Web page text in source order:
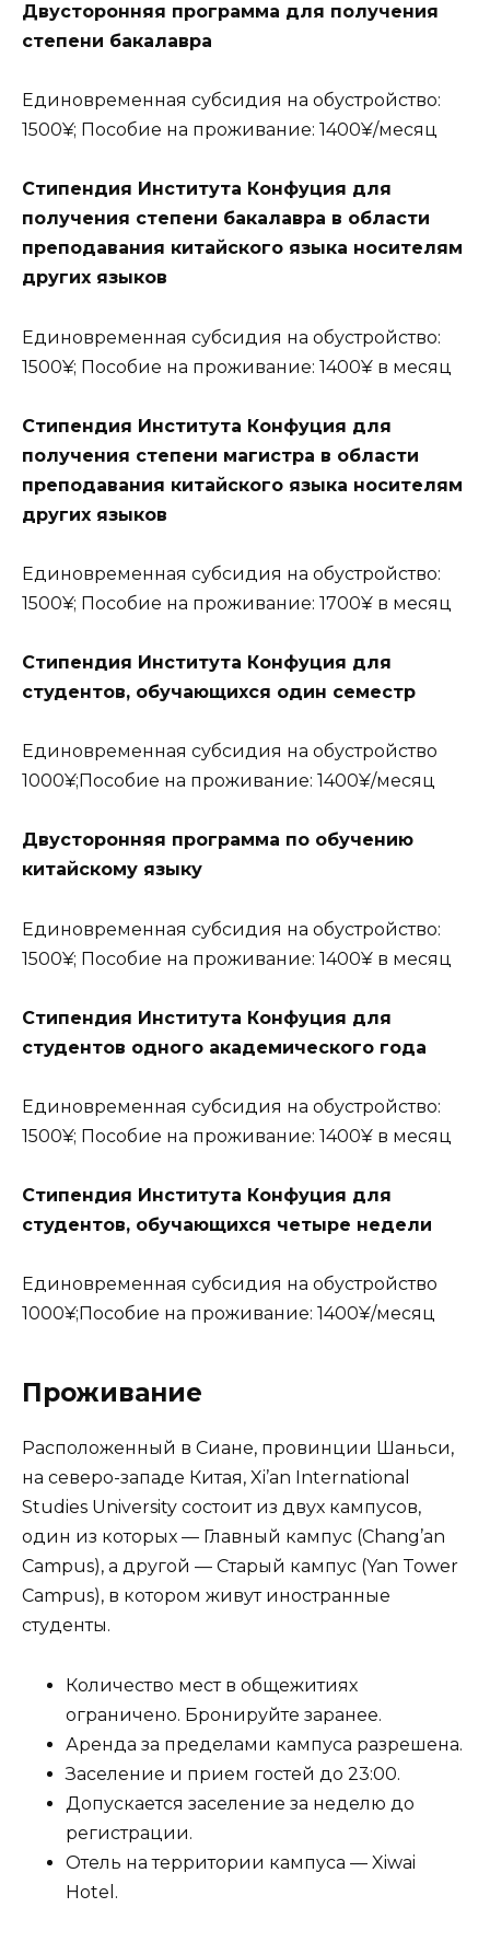
Двусторонняя программа для получения
степени бакалавра
Единовременная субсидия на обустройство:
1500¥; Пособие на проживание: 1400¥/месяц
Стипендия Института Конфуция для
получения степени бакалавра в области
преподавания китайского языка носителям
других языков
Единовременная субсидия на обустройство:
1500¥; Пособие на проживание: 1400¥ в месяц
Стипендия Института Конфуция для
получения степени магистра в области
преподавания китайского языка носителям
других языков
Единовременная субсидия на обустройство:
1500¥; Пособие на проживание: 1700¥ в месяц
Стипендия Института Конфуция для
студентов, обучающихся один семестр
Единовременная субсидия на обустройство
1000¥;Пособие на проживание: 1400¥/месяц
Двусторонняя программа по обучению
китайскому языку
Единовременная субсидия на обустройство:
1500¥; Пособие на проживание: 1400¥ в месяц
Стипендия Института Конфуция для
студентов одного академического года
Единовременная субсидия на обустройство:
1500¥; Пособие на проживание: 1400¥ в месяц
Стипендия Института Конфуция для
студентов, обучающихся четыре недели
Единовременная субсидия на обустройство
1000¥;Пособие на проживание: 1400¥/месяц
Проживание
Расположенный в Сиане, провинции Шаньси,
на северо-западе Китая, Xi’an International
Studies University состоит из двух кампусов,
один из которых — Главный кампус (Chang’an
Campus), а другой — Старый кампус (Yan Tower
Campus), в котором живут иностранные
студенты.
Количество мест в общежитиях
ограничено. Бронируйте заранее.
Аренда за пределами кампуса разрешена.
Заселение и прием гостей до 23:00.
Допускается заселение за неделю до
регистрации.
Отель на территории кампуса — Xiwai
Hotel.